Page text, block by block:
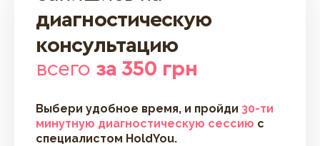
диагностическую
консультацию
всего за 350 грн
Выбери удобное время, и пройди 30-ти
минутную диагностическую сессию с
специалистом HoldYou.